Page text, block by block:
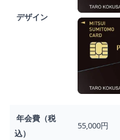
デザイン
年会費（税
込）
55,000円